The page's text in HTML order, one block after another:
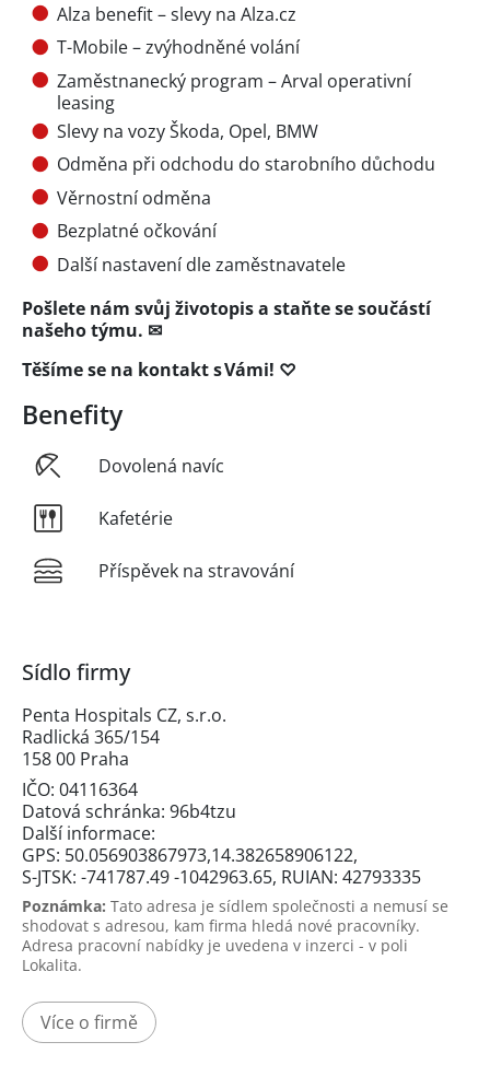
Alza benefit – slevy na Alza.cz
T-Mobile – zvýhodněné volání
Zaměstnanecký program – Arval operativní
leasing
Slevy na vozy Škoda, Opel, BMW
Odměna při odchodu do starobního důchodu
Věrnostní odměna
Bezplatné očkování
Další nastavení dle zaměstnavatele
Pošlete nám svůj životopis a staňte se součástí
našeho týmu. ✉
Těšíme se na kontakt s Vámi! ♡
Benefity
Dovolená navíc
Kafetérie
Příspěvek na stravování
Sídlo firmy
Penta Hospitals CZ, s.r.o.
Radlická 365/154
158 00 Praha
IČO: 04116364
Datová schránka: 96b4tzu
Další informace:
GPS: 50.056903867973,14.382658906122,
S-JTSK: -741787.49 -1042963.65, RUIAN: 42793335
Poznámka: Tato adresa je sídlem společnosti a nemusí se
shodovat s adresou, kam firma hledá nové pracovníky.
Adresa pracovní nabídky je uvedena v inzerci - v poli
Lokalita.
Více o firmě